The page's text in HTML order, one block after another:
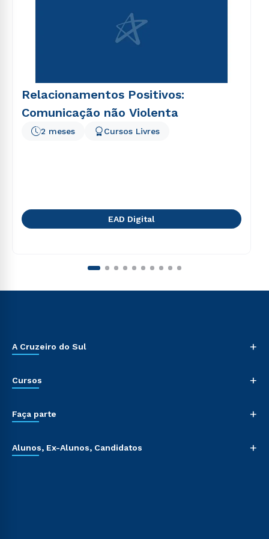
Relacionamentos Positivos:
Comunicação não Violenta
2 meses Cursos Livres
EAD Digital
A Cruzeiro do Sul +
Cursos +
Faça parte +
Alunos, Ex-Alunos, Candidatos +